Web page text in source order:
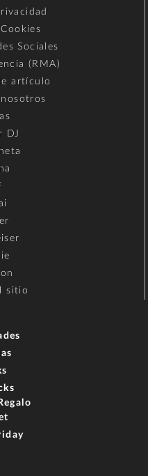
Sociales
(RMA)
artículo
DJ
sitio